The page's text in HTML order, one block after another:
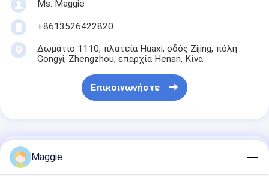
Ms. Maggie
+8613526422820
Δωμάτιο 1110, πλατεία Huaxi, οδός Zijing, πόλη
Gongyi, Zhengzhou, επαρχία Henan, Κίνα
Επικοινωνήστε
Αποκτήστε Την Καλύτερη Τιμή Για
Maggie